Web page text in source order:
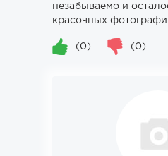
незабываемо и
красочных
(0) (0)